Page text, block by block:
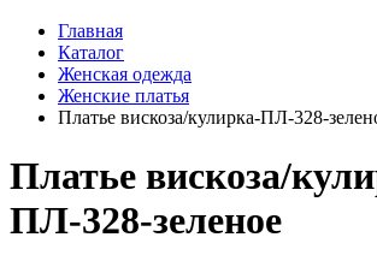
Главная
Каталог
Женская одежда
Женские платья
Платье вискоза/кулирка-ПЛ-328-
Платье вискоза/
ПЛ-328-зеленое